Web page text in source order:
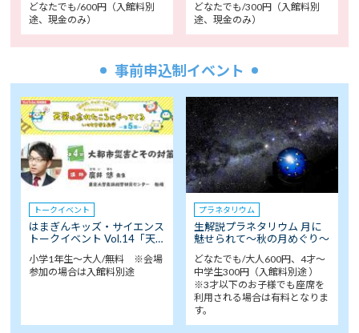
どなたでも/600円（入館料別
途、現金のみ）
どなたでも/300円（入館料別
途、現金のみ）
事前申込制イベント
トークイベント
はまぎんキッズ・サイエンス
トークイベント Vol.14「天…
小学1年生～大人/無料 ※会場
参加の場合は入館料別途
プラネタリウム
生解説プラネタリウム 月に
魅せられて～秋の月めぐり～
どなたでも/大人600円、4才～
中学生300円（入館料別途 ）
※3才以下のお子様でも座席を
利用される場合は有料となりま
す。